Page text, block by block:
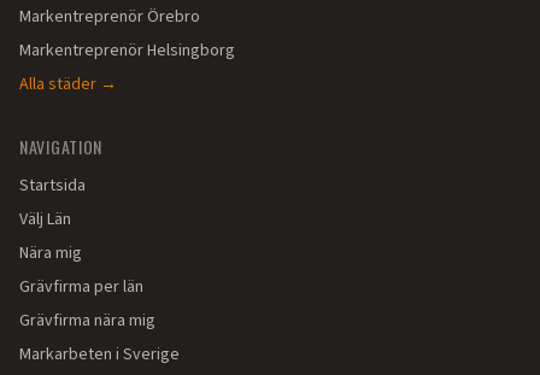
MarkentreprenörÖrebro
MarkentreprenörHelsingborg
Alla städer →
NAVIGATION
Startsida
Välj Län
Nära mig
Grävfirma per län
Grävfirma nära mig
Markarbeten i Sverige